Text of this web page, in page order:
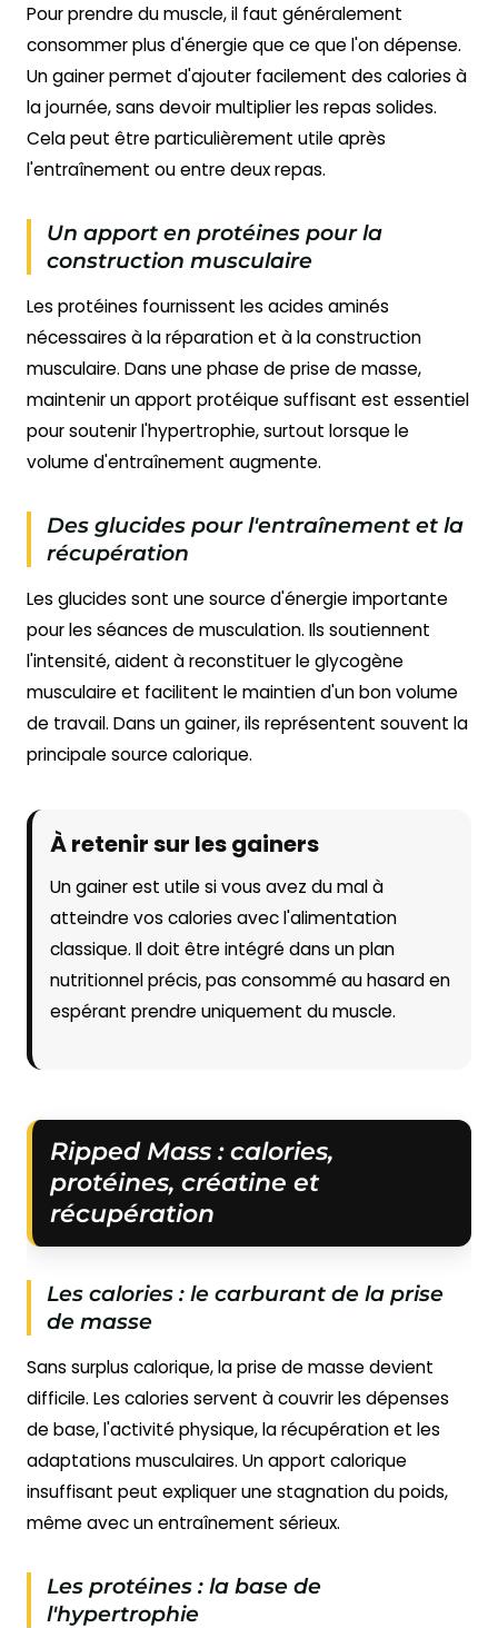
Pour prendre du muscle, il faut généralement
consommer plus d'énergie que ce que l'on dépense.
Un gainer permet d'ajouter facilement des calories à
la journée, sans devoir multiplier les repas solides.
Cela peut être particulièrement utile après
l'entraînement ou entre deux repas.
Un apport en protéines pour la
construction musculaire
Les protéines fournissent les acides aminés
nécessaires à la réparation et à la construction
musculaire. Dans une phase de prise de masse,
maintenir un apport protéique suffisant est essentiel
pour soutenir l'hypertrophie, surtout lorsque le
volume d'entraînement augmente.
Des glucides pour l'entraînement et la
récupération
Les glucides sont une source d'énergie importante
pour les séances de musculation. Ils soutiennent
l'intensité, aident à reconstituer le glycogène
musculaire et facilitent le maintien d'un bon volume
de travail. Dans un gainer, ils représentent souvent la
principale source calorique.
À retenir sur les gainers
Un gainer est utile si vous avez du mal à
atteindre vos calories avec l'alimentation
classique. Il doit être intégré dans un plan
nutritionnel précis, pas consommé au hasard en
espérant prendre uniquement du muscle.
Ripped Mass : calories,
protéines, créatine et
récupération
Les calories : le carburant de la prise
de masse
Sans surplus calorique, la prise de masse devient
difficile. Les calories servent à couvrir les dépenses
de base, l'activité physique, la récupération et les
adaptations musculaires. Un apport calorique
insuffisant peut expliquer une stagnation du poids,
même avec un entraînement sérieux.
Les protéines : la base de
l'hypertrophie